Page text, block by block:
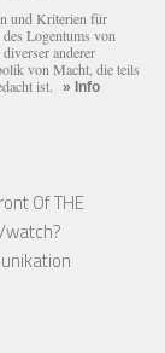
und Kriterien für
Logentums von
anderer
von Macht, die teils
ist. » Info
Of THE